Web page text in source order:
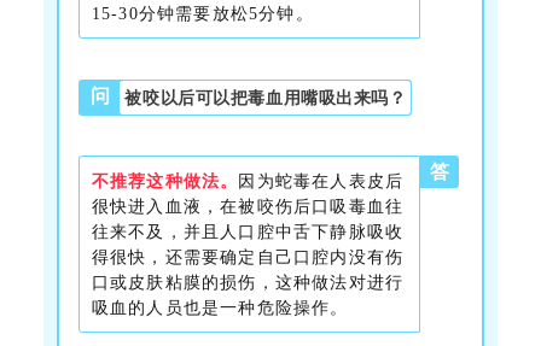
15-30分钟需要放松5分钟。
问 被咬以后可以把毒血用嘴吸出来吗？
不推荐这种做法。
因为蛇毒在人表皮后
很快进入血液，在被咬伤后口吸毒血往
往来不及，并且人口腔中舌下静脉吸收
得很快，还需要确定自己口腔内没有伤
口或皮肤粘膜的损伤，这种做法对进行
吸血的人员也是一种危险操作。
答